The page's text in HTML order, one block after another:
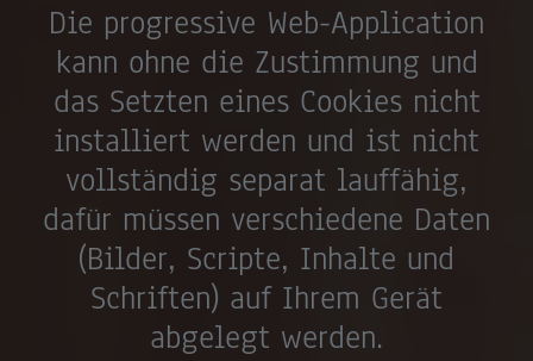
Die progressive Web-Application
kann ohne die Zustimmung und
das Setzten eines Cookies nicht
installiert werden und ist nicht
vollständig separat lauffähig,
dafür müssen verschiedene Daten
(Bilder, Scripte, Inhalte und
Schriften) auf Ihrem Gerät
abgelegt werden.